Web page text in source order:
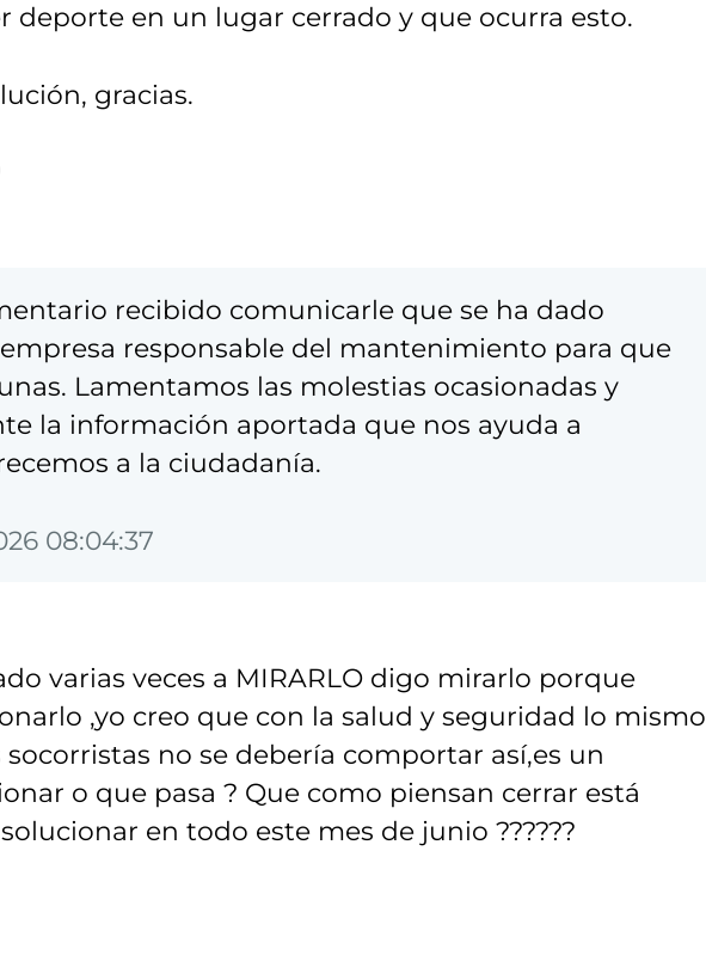
deporte en un lugar cerrado y que ocurra esto.
gracias.
recibido comunicarle que se ha dado
responsable del mantenimiento para que
Lamentamos las molestias ocasionadas y
la información aportada que nos ayuda a
a la ciudadanía.
08:04:37
varias veces a MIRARLO digo mirarlo porque
,yo creo que con la salud y seguridad lo mismo
no se debería comportar así,es un
o que pasa ? Que como piensan cerrar está
en todo este mes de junio ??????